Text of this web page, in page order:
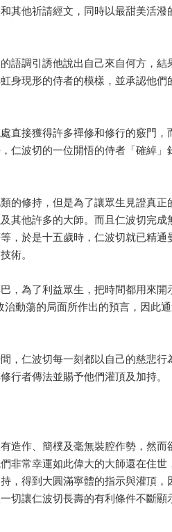
其他祈請經文，同時以最甜美活潑
語調引誘他說出自己來自何方，結
身現形的侍者的模樣，並承認他們
直接獲得許多禪修和修行的竅門，
仁波切的一位開悟的侍者「確綽」
的修持，但是為了讓眾生見證真正
其他許多的大師。而且仁波切完成
，於是十五歲時，仁波切就已精通
術。
，為了利益眾生，把時間都用來開
動蕩的局面所作出的預言，因此
，仁波切每一刻都以自己的慈悲行
行者傳法並賜予他們灌頂及加持。
造作、簡樸及毫無裝腔作勢，然而
非常幸運如此偉大的大師還在住世
，得到大圓滿寧體的指示與灌頂，
切讓仁波切長壽的有利條件不斷顯